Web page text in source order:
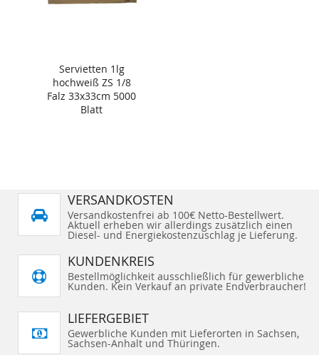
Servietten 1lg
hochweiß ZS 1/8
Falz 33x33cm 5000
Blatt
VERSANDKOSTEN
Versandkostenfrei ab 100€ Netto-Bestellwert.
Aktuell erheben wir allerdings zusätzlich einen
Diesel- und Energiekostenzuschlag je Lieferung.
KUNDENKREIS
Bestellmöglichkeit ausschließlich für gewerbliche
Kunden. Kein Verkauf an private Endverbraucher!
LIEFERGEBIET
Gewerbliche Kunden mit Lieferorten in Sachsen,
Sachsen-Anhalt und Thüringen.